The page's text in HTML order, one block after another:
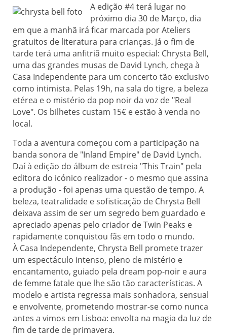
A edição #4 terá lugar no
próximo dia 30 de Março, dia
em que a manhã irá ficar marcada por Ateliers
gratuitos de literatura para crianças. Já o fim de
tarde terá uma anfitriã muito especial: Chrysta Bell,
uma das grandes musas de David Lynch, chega à
Casa Independente para um concerto tão exclusivo
como intimista. Pelas 19h, na sala do tigre, a beleza
etérea e o mistério da pop noir da voz de "Real
Love". Os bilhetes custam 15€ e estão à venda no
local.
Toda a aventura começou com a participação na
banda sonora de "Inland Empire" de David Lynch.
Daí à edição do álbum de estreia "This Train" pela
editora do icónico realizador - o mesmo que assina
a produção - foi apenas uma questão de tempo. A
beleza, teatralidade e sofisticação de Chrysta Bell
deixava assim de ser um segredo bem guardado e
apreciado apenas pelo criador de Twin Peaks e
rapidamente conquistou fãs em todo o mundo.
À Casa Independente, Chrysta Bell promete trazer
um espectáculo intenso, pleno de mistério e
encantamento, guiado pela dream pop-noir e aura
de femme fatale que lhe são tão características. A
modelo e artista regressa mais sonhadora, sensual
e envolvente, prometendo mostrar-se como nunca
antes a vimos em Lisboa: envolta na magia da luz de
fim de tarde de primavera.